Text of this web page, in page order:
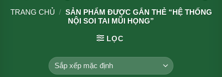
TRANG CHỦ / SẢN PHẨM ĐƯỢC GẮN THẺ “HỆ THỐNG
NỘI SOI TAI MŨI HỌNG”
LỌC